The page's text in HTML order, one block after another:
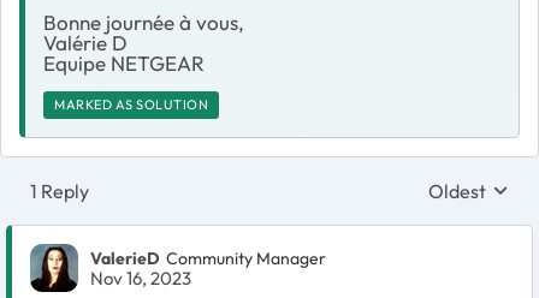
Bonne journée à vous,
Valérie D
Equipe NETGEAR
MARKED AS SOLUTION
1 Reply Replies
Oldest
ValerieD Community Manager
Nov 16, 2023